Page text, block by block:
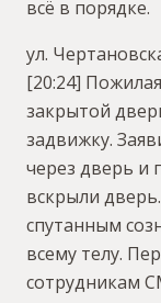
всё в порядке.
ул.
[20:24]
закрытой
задвижку.
через дверь и
вскрыли
спутанным
всему телу.
сотрудникам